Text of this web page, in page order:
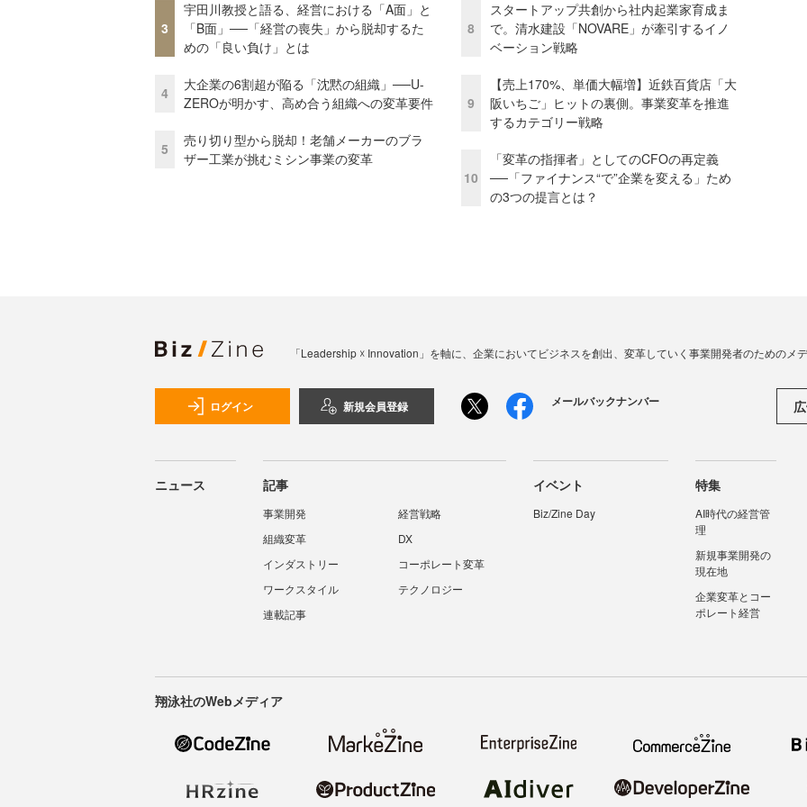
3
宇田川教授と語る、経営における「A面」と
「B面」──「経営の喪失」から脱却するた
めの「良い負け」とは
4
大企業の6割超が陥る「沈黙の組織」──U-
ZEROが明かす、高め合う組織への変革要件
5
売り切り型から脱却！老舗メーカーのブラ
ザー工業が挑むミシン事業の変革
8
スタートアップ共創から社内起業家育成ま
で。清水建設「NOVARE」が牽引するイノ
ベーション戦略
9
【売上170%、単価大幅増】近鉄百貨店「大
阪いちご」ヒットの裏側。事業変革を推進
するカテゴリー戦略
10
「変革の指揮者」としてのCFOの再定義
──「ファイナンス“で”企業を変える」ため
の3つの提言とは？
「Leadership ☓ Innovation」を軸に、企業においてビジネスを創出、変革していく事業開発者のためのメデ
ログイン 新規会員登録 メールバックナンバー
ニュース 記事
事業開発
経営戦略
組織変革
DX
インダストリー
コーポレート変革
ワークスタイル
テクノロジー
連載記事
イベント
Biz/Zine Day
特集
AI時代の経営管
理
新規事業開発の
現在地
企業変革とコー
ポレート経営
翔泳社のWebメディア